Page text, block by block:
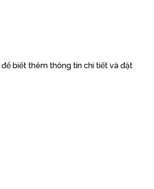
để biết thêm thông tin chi tiết và đặt